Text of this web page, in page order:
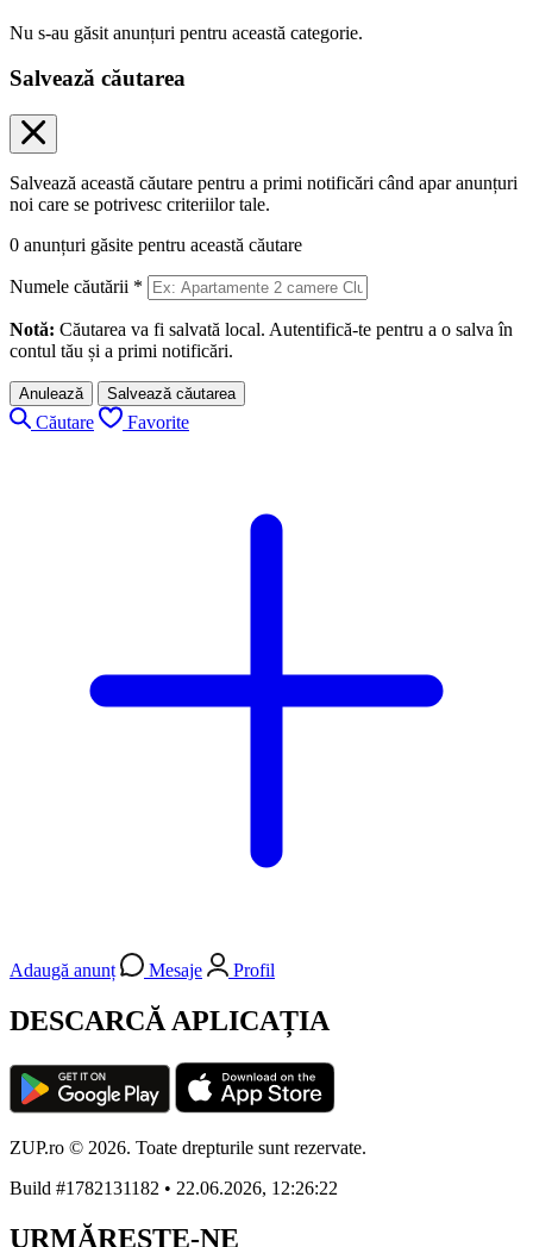
Nu s-au găsit anunțuri pentru această categorie.
Salvează căutarea
Salvează această căutare pentru a primi notificări când apar anunțuri
noi care se potrivesc criteriilor tale.
0 anunțuri găsite pentru această căutare
Numele căutării *
Notă: Căutarea va fi salvată local. Autentifică-te pentru a o salva în
contul tău și a primi notificări.
Anulează Salvează căutarea
Căutare Favorite
Adaugă anunț Mesaje Profil
DESCARCĂ APLICAȚIA
ZUP.ro © 2026. Toate drepturile sunt rezervate.
Build #1782131182 • 22.06.2026, 12:26:22
URMĂREȘTE-NE